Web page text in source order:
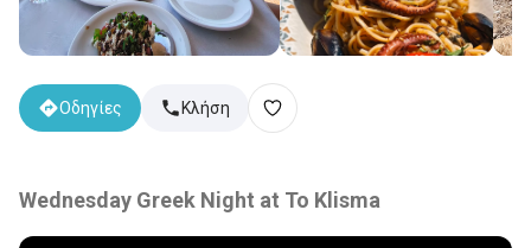
Οδηγίες Κλήση
Wednesday Greek Night at To Klisma